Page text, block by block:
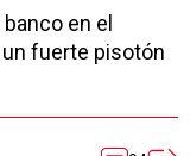
en el
fuerte pisotón